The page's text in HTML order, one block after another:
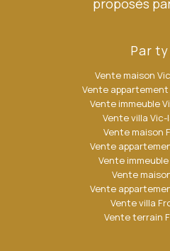
proposés
Par
Vente maison
Vente
Vente immeuble
Vente villa
Vente maison
Vente
Vente
Vente
Vente
Vente villa
Vente terrain